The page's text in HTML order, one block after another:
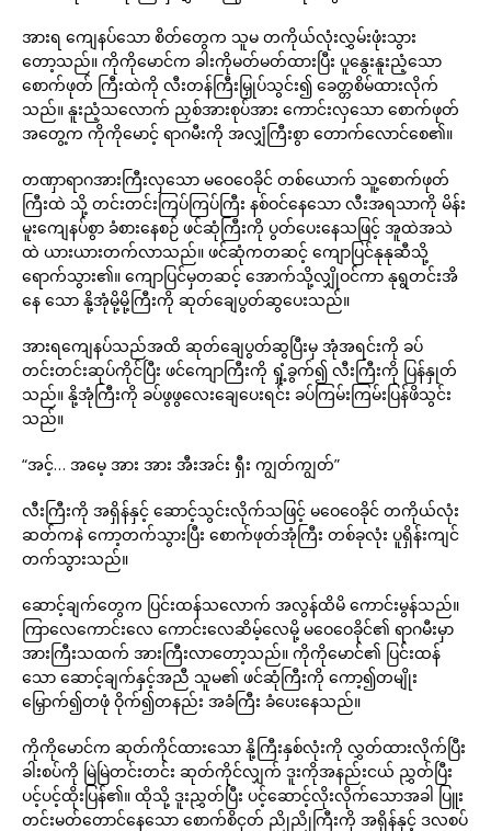
အားရ ကျေနပ်သော စိတ်တွေက သူမ တကိုယ်လုံးလွှမ်းဖုံးသွား
တော့သည်။ ကိုကိုမောင်က ခါးကိုမတ်မတ်ထားပြီး ပူနွေးနူးညံ့သော
စောက်ဖုတ် ကြီးထဲကို လီးတန်ကြီးမြှုပ်သွင်း၍ ခေတ္တစိမ်ထားလိုက်
သည်။ နူးညံ့သလောက် ညှစ်အားစုပ်အား ကောင်းလှသော စောက်ဖုတ်
အတွေ့က ကိုကိုမောင့် ရာဂမီးကို အလျှံကြီးစွာ တောက်လောင်စေ၏။
တဏှာရာဂအားကြီးလှသော မဝေဝေခိုင် တစ်ယောက် သူ့စောက်ဖုတ်
ကြီးထဲ သို့ တင်းတင်းကြပ်ကြပ်ကြီး နစ်ဝင်နေသော လီးအရသာကို မိန်း
မူးကျေနပ်စွာ ခံစားနေစဉ် ဖင်ဆုံကြီးကို ပွတ်ပေးနေသဖြင့် အူထဲအသဲ
ထဲ ယားယားတက်လာသည်။ ဖင်ဆုံကတဆင့် ကျောပြင်နုနုဆီသို့
ရောက်သွား၏။ ကျောပြင်မှတဆင့် အောက်သို့လျှိုဝင်ကာ နုရွတင်းအိ
နေ သော နို့အုံမို့မို့ကြီးကို ဆုတ်ချေပွတ်ဆွပေးသည်။
အားရကျေနပ်သည်အထိ ဆုတ်ချေပွတ်ဆွပြီးမှ အုံအရင်းကို ခပ်
တင်းတင်းဆုပ်ကိုင်ပြီး ဖင်ကျောကြီးကို ရှုံ့ခွက်၍ လီးကြီးကို ပြန်နှုတ်
သည်။ နို့အုံကြီးကို ခပ်ဖွဖွလေးချေပေးရင်း ခပ်ကြမ်းကြမ်းပြန်ဖိသွင်း
သည်။
“အင့်… အမေ့ အား အား အီးအင်း ရှီး ကျွတ်ကျွတ်”
လီးကြီးကို အရှိန်နှင့် ဆောင့်သွင်းလိုက်သဖြင့် မဝေဝေခိုင် တကိုယ်လုံး
ဆတ်ကနဲ ကော့တက်သွားပြီး စောက်ဖုတ်အုံကြီး တစ်ခုလုံး ပူရှိန်းကျင်
တက်သွားသည်။
ဆောင့်ချက်တွေက ပြင်းထန်သလောက် အလွန်ထိမိ ကောင်းမွန်သည်။
ကြာလေကောင်းလေ ကောင်းလေဆိမ့်လေမို့ မဝေဝေခိုင်၏ ရာဂမီးမှာ
အားကြီးသထက် အားကြီးလာတော့သည်။ ကိုကိုမောင်၏ ပြင်းထန်
သော ဆောင့်ချက်နှင့်အညီ သူမ၏ ဖင်ဆုံကြီးကို ကော့၍တမျိုး
မြှောက်၍တဖုံ ဝိုက်၍တနည်း အခံကြီး ခံပေးနေသည်။
ကိုကိုမောင်က ဆုတ်ကိုင်ထားသော နို့ကြီးနှစ်လုံးကို လွှတ်ထားလိုက်ပြီး
ခါးစပ်ကို မြဲမြဲတင်းတင်း ဆုတ်ကိုင်လျှက် ဒူးကိုအနည်းငယ် ညွှတ်ပြီး
ပင့်ပင့်ထိုးပြန်၏။ ထိုသို့ ဒူးညွှတ်ပြီး ပင့်ဆောင့်လိုးလိုက်သောအခါ ပြူး
တင်းမတ်တောင်နေသော စောက်စိငုတ် ညိုညိုကြီးကို အရှိန်နှင့် ဒလစပ်